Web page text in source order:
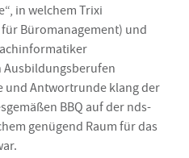
in welchem Trixi
Büromanagement) und
Ausbildungsberufen
und Antwortrunde klang der
BBQ auf der nds-
genügend Raum für das